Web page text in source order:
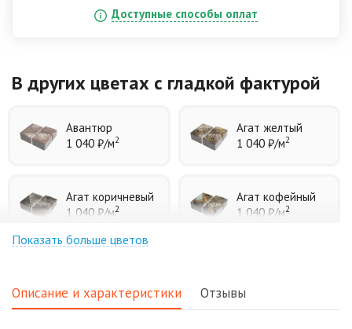
Доступные способы оплат
В других цветах с гладкой фактурой
Авантюр
1 040 ₽/м2
Агат желтый
1 040 ₽/м2
Агат коричневый
1 040 ₽/м2
Агат кофейный
1 040 ₽/м2
Показать больше цветов
Описание и характеристики Отзывы